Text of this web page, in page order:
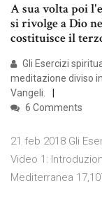
A sua volta poi
si rivolge a Dio
costituisce il
Gli Esercizi
meditazione diviso
Vangeli.
6 Comments
21 feb 2018 Gli
Video 1:
Mediterranea